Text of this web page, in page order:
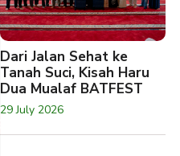
Dari Jalan Sehat ke
Tanah Suci, Kisah Haru
Dua Mualaf BATFEST
29 July 2026